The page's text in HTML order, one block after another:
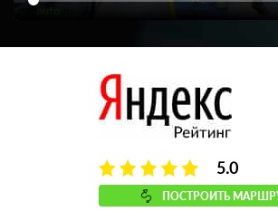
5.0
ПОСТРОИТЬ